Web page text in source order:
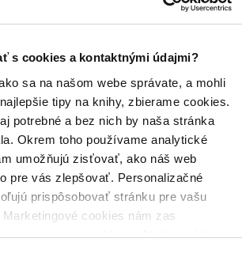
s cookies a kontaktnými údajmi?
sa na našom webe správate, a mohli
tipy na knihy, zbierame cookies.
potrebné a bez nich by naša stránka
Okrem toho používame analytické
umožňujú zisťovať, ako náš web
pre vás zlepšovať. Personalizačné
prispôsobovať stránku pre vašu
cookies nám zas
relevantnej reklamy. Niektoré údaje
Hoppe